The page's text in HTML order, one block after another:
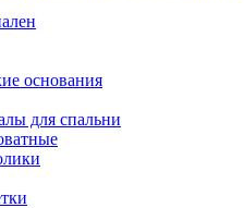
основания
для спальни